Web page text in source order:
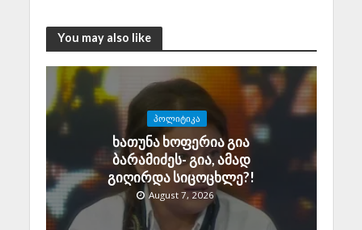
You may also like
ᲞᲝᲚᲘᲢᲘᲙᲐ
ხათუნა ხოფერია გია
ბარამიძეს- გია, ამად
გიღირდა სიცოცხლე?!
August 7, 2026